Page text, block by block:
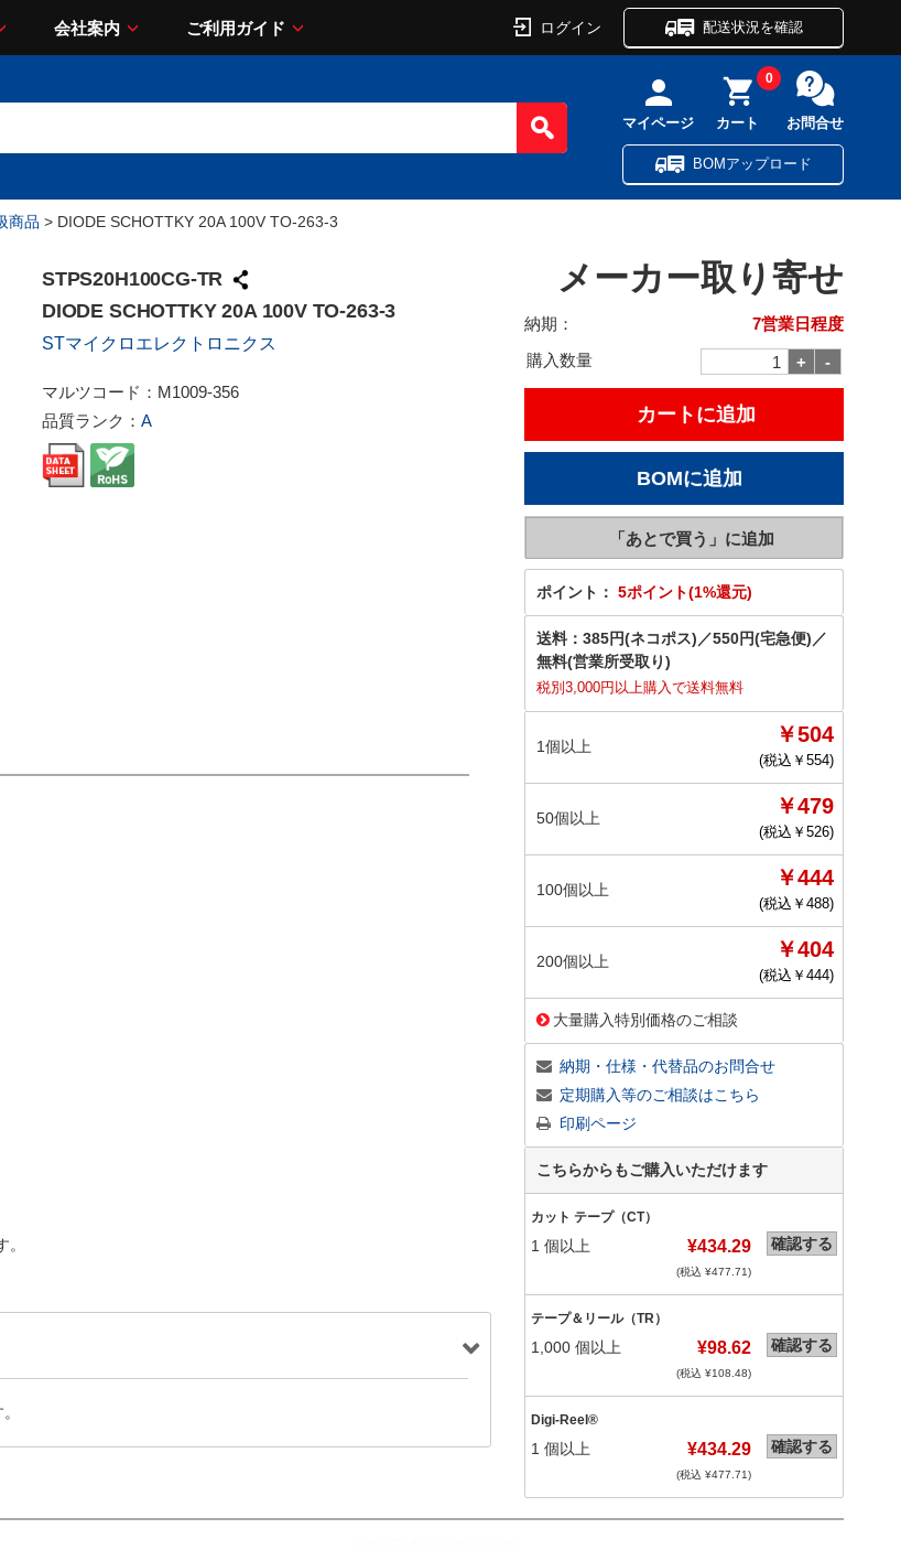
会社案内 ご利用ガイド ログイン 配送状況を確認
マイページ カート
0
お問合せ
BOMアップロード
商品 > DIODE SCHOTTKY 20A 100V TO-263-3
STPS20H100CG-TR
DIODE SCHOTTKY 20A 100V TO-263-3
STマイクロエレクトロニクス
マルツコード： M1009-356
品質ランク： A
メーカー取り寄せ
納期：
7営業日程度
購入数量
ポイント： 5ポイント(1%還元)
送料： 385円(ネコポス) ／550円(宅急便) ／
無料(営業所受取り)
税別3,000円以上購入で送料無料
1個以上 ￥504
(税込￥ 554)
50個以上 ￥479
(税込￥ 526)
100個以上 ￥444
(税込￥ 488)
200個以上 ￥404
(税込￥ 444)
大量購入特別価格のご相談
納期・仕様・代替品のお問合せ
定期購入等のご相談はこちら
印刷ページ
こちらからもご購入いただけます
カット テープ（CT）
1 個以上 ¥434.29
(税込 ¥477.71)
確認する
テープ＆リール（TR）
1,000 個以上 ¥98.62
(税込 ¥108.48)
確認する
Digi-Reel®
1 個以上 ¥434.29
(税込 ¥477.71)
確認する